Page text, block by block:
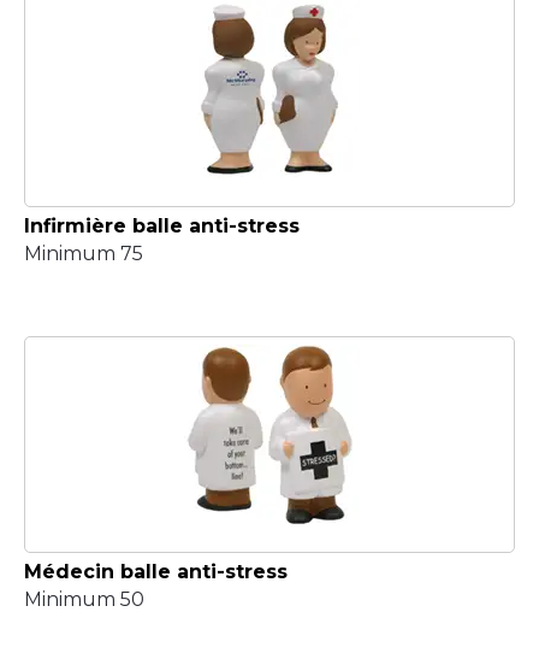
Infirmière balle anti-stress
Minimum 75
Médecin balle anti-stress
Minimum 50